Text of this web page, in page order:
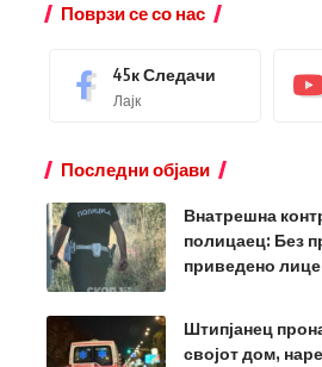
Поврзи се со нас
45кСледачи
Лајк
Последни објави
Внатрешна
полицаец: Без
приведено
Штипјанец
својот дом,